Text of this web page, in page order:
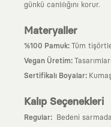
günkü canlılığını korur.
Materyaller
%100 Pamuk: Tüm
Vegan Üretim:
Sertifikalı Boyalar:
Kalıp Seçenekleri
Regular: Bedeni